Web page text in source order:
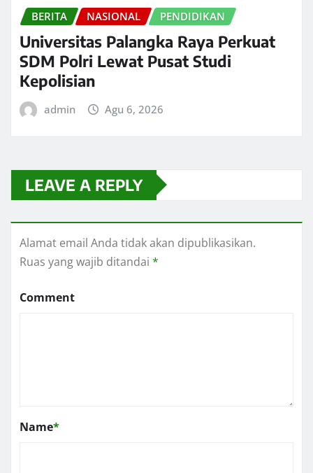
BERITA NASIONAL PENDIDIKAN
Universitas Palangka Raya Perkuat
SDM Polri Lewat Pusat Studi
Kepolisian
admin Agu 6, 2026
LEAVE A REPLY
Alamat email Anda tidak akan dipublikasikan.
Ruas yang wajib ditandai *
Comment
Name*